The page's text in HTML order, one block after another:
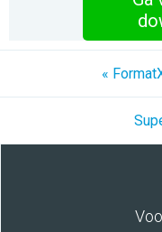
«